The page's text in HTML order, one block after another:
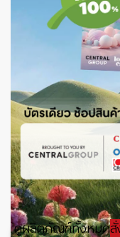
ดูผลิตภัณฑ์ทั้งหมด